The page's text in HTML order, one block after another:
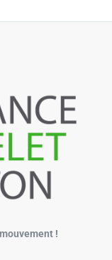
!